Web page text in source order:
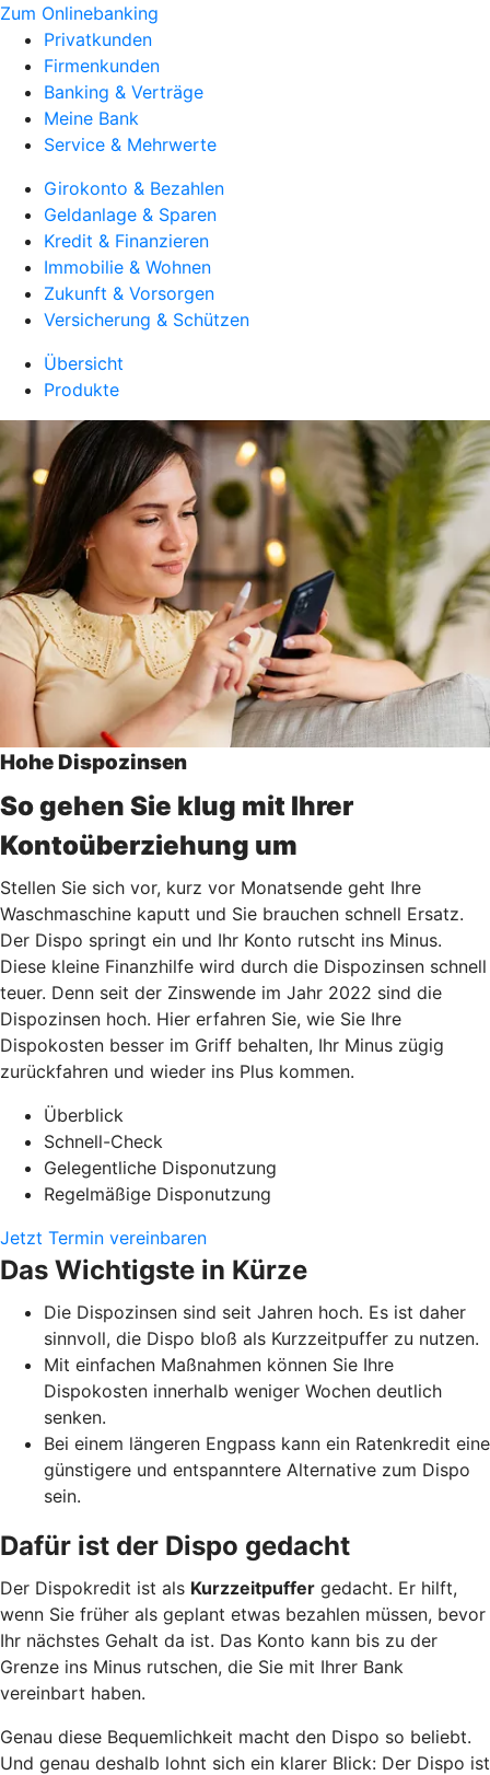
Zum Onlinebanking
Privatkunden
Firmenkunden
Banking & Verträge
Meine Bank
Service & Mehrwerte
Girokonto & Bezahlen
Geldanlage & Sparen
Kredit & Finanzieren
Immobilie & Wohnen
Zukunft & Vorsorgen
Versicherung & Schützen
Übersicht
Produkte
Hohe Dispozinsen
So gehen Sie klug mit Ihrer
Kontoüberziehung um
Stellen Sie sich vor, kurz vor Monatsende geht Ihre
Waschmaschine kaputt und Sie brauchen schnell Ersatz.
Der Dispo springt ein und Ihr Konto rutscht ins Minus.
Diese kleine Finanzhilfe wird durch die Dispozinsen schnell
teuer. Denn seit der Zinswende im Jahr 2022 sind die
Dispozinsen hoch. Hier erfahren Sie, wie Sie Ihre
Dispokosten besser im Griff behalten, Ihr Minus zügig
zurückfahren und wieder ins Plus kommen.
Überblick
Schnell-Check
Gelegentliche Disponutzung
Regelmäßige Disponutzung
Jetzt Termin vereinbaren
Das Wichtigste in Kürze
Die Dispozinsen sind seit Jahren hoch. Es ist daher
sinnvoll, die Dispo bloß als Kurzzeitpuffer zu nutzen.
Mit einfachen Maßnahmen können Sie Ihre
Dispokosten innerhalb weniger Wochen deutlich
senken.
Bei einem längeren Engpass kann ein Ratenkredit eine
günstigere und entspanntere Alternative zum Dispo
sein.
Dafür ist der Dispo gedacht
Der Dispokredit ist als Kurzzeitpuffer gedacht. Er hilft,
wenn Sie früher als geplant etwas bezahlen müssen, bevor
Ihr nächstes Gehalt da ist. Das Konto kann bis zu der
Grenze ins Minus rutschen, die Sie mit Ihrer Bank
vereinbart haben.
Genau diese Bequemlichkeit macht den Dispo so beliebt.
Und genau deshalb lohnt sich ein klarer Blick: Der Dispo ist